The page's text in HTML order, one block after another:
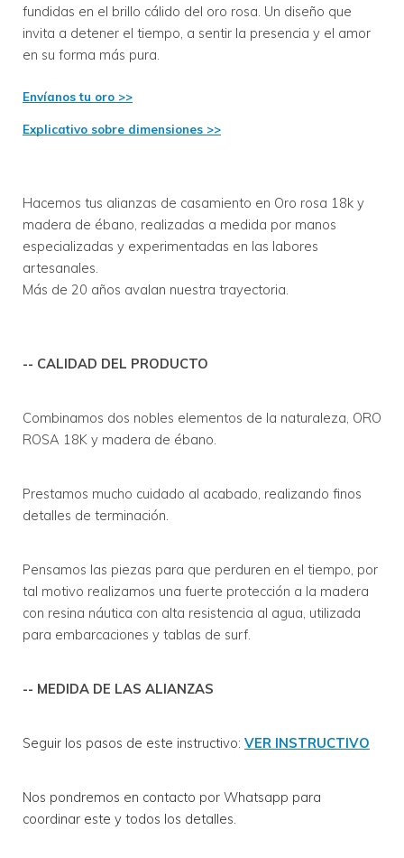
fundidas en el brillo cálido del oro rosa. Un diseño que
invita a detener el tiempo, a sentir la presencia y el amor
en su forma más pura.
Envíanos tu oro >>
Explicativo sobre dimensiones >>
Hacemos tus alianzas de casamiento en Oro rosa 18k y
madera de ébano, realizadas a medida por manos
especializadas y experimentadas en las labores
artesanales.
Más de 20 años avalan nuestra trayectoria.
-- CALIDAD DEL PRODUCTO
Combinamos dos nobles elementos de la naturaleza, ORO
ROSA 18K y madera de ébano.
Prestamos mucho cuidado al acabado, realizando finos
detalles de terminación.
Pensamos las piezas para que perduren en el tiempo, por
tal motivo realizamos una fuerte protección a la madera
con resina náutica con alta resistencia al agua, utilizada
para embarcaciones y tablas de surf.
-- MEDIDA DE LAS ALIANZAS
Seguir los pasos de este instructivo: VER INSTRUCTIVO
Nos pondremos en contacto por Whatsapp para
coordinar este y todos los detalles.